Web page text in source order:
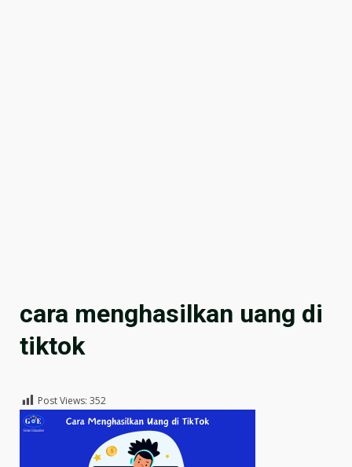
cara menghasilkan uang di
tiktok
Post Views: 352